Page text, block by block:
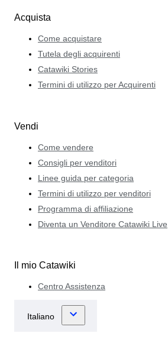
Acquista
Come acquistare
Tutela degli acquirenti
Catawiki Stories
Termini di utilizzo per Acquirenti
Vendi
Come vendere
Consigli per venditori
Linee guida per categoria
Termini di utilizzo per venditori
Programma di affiliazione
Diventa un Venditore Catawiki Live
Il mio Catawiki
Centro Assistenza